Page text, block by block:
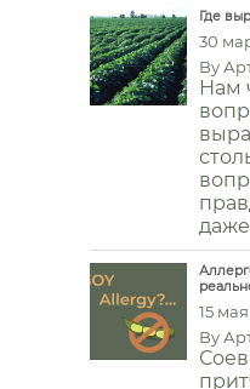
Где
30
By
Нам
15
By